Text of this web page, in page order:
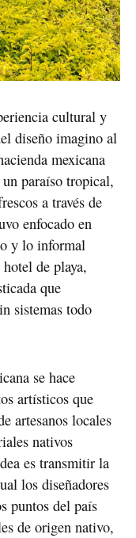
cultural y
diseño imagino al
mexicana
paraíso tropical,
a través de
enfocado en
y lo informal
de playa,
que
sistemas todo
se hace
artísticos que
artesanos locales
nativos
es transmitir la
los diseñadores
puntos del país
de origen nativo,